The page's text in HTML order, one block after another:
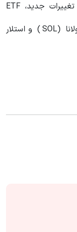
در همین راستا، شرکت Hashdex پس از تغییرات جدید، ETF
خود را گسترش داد تا ارزهای XRP، سولانا (SOL) و استلار